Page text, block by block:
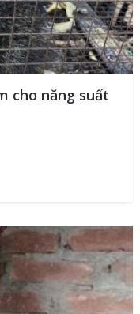
cho năng suất